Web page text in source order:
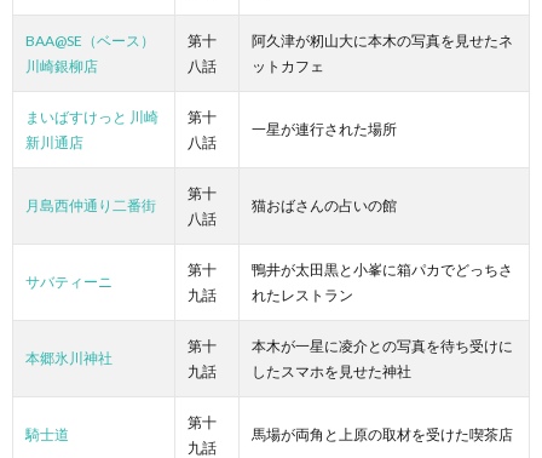
BAA@SE（ベース）
川崎銀柳店
第十
八話
阿久津が籾山大に本木の写真を見せたネ
ットカフェ
まいばすけっと 川崎
新川通店
第十
八話
一星が連行された場所
月島西仲通り二番街
第十
八話
猫おばさんの占いの館
サバティーニ
第十
九話
鴨井が太田黒と小峯に箱パカでどっちさ
れたレストラン
本郷氷川神社
第十
九話
本木が一星に凌介との写真を待ち受けに
したスマホを見せた神社
騎士道
第十
九話
馬場が両角と上原の取材を受けた喫茶店